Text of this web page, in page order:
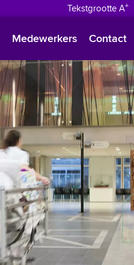
Tekstgrootte A+
Polski
Türkçe
Arabisch
Medewerkers Contact